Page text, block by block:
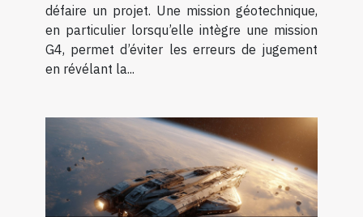
défaire un projet. Une mission géotechnique,
en particulier lorsqu’elle intègre une mission
G4, permet d’éviter les erreurs de jugement
en révélant la...